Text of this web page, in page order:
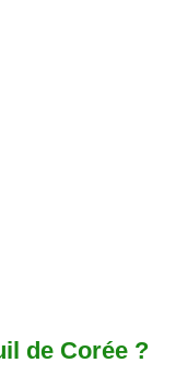
de Corée ?